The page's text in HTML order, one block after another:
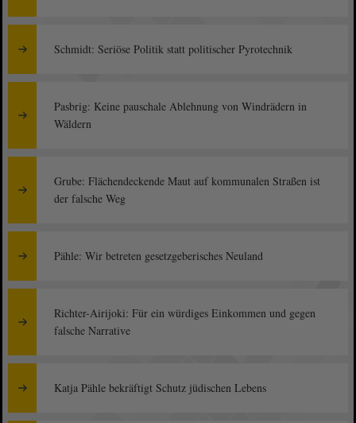
Schmidt: Seriöse Politik statt politischer Pyrotechnik
Pasbrig: Keine pauschale Ablehnung von Windrädern in
Wäldern
Grube: Flächendeckende Maut auf kommunalen Straßen ist
der falsche Weg
Pähle: Wir betreten gesetzgeberisches Neuland
Richter-Airijoki: Für ein würdiges Einkommen und gegen
falsche Narrative
Katja Pähle bekräftigt Schutz jüdischen Lebens